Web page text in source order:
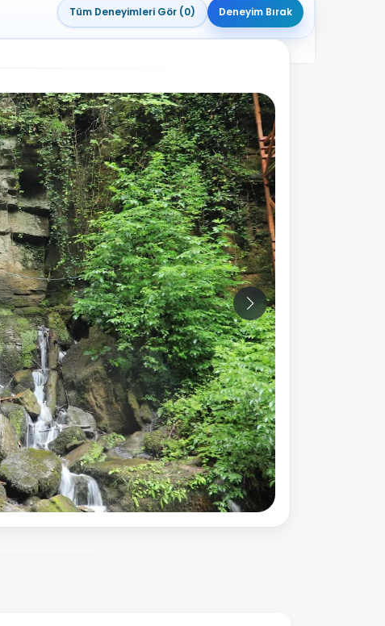
Tüm Deneyimleri Gör (0) Deneyim Bırak
9Fotoğraf